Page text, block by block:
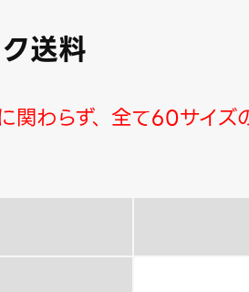
送料
関わらず、全て60サイズ